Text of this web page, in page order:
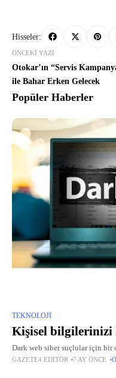
Hisseler:
ÖNCEKI YAZI
Otokar’ın “Servis
ile Bahar Erken Gelecek
Popüler Haberler
TEKNOLOJI
Kişisel bilgilerinizi
Dark web siber suçlular için bir
GAZETE4 EDITÖR 7 AY ÖNCE